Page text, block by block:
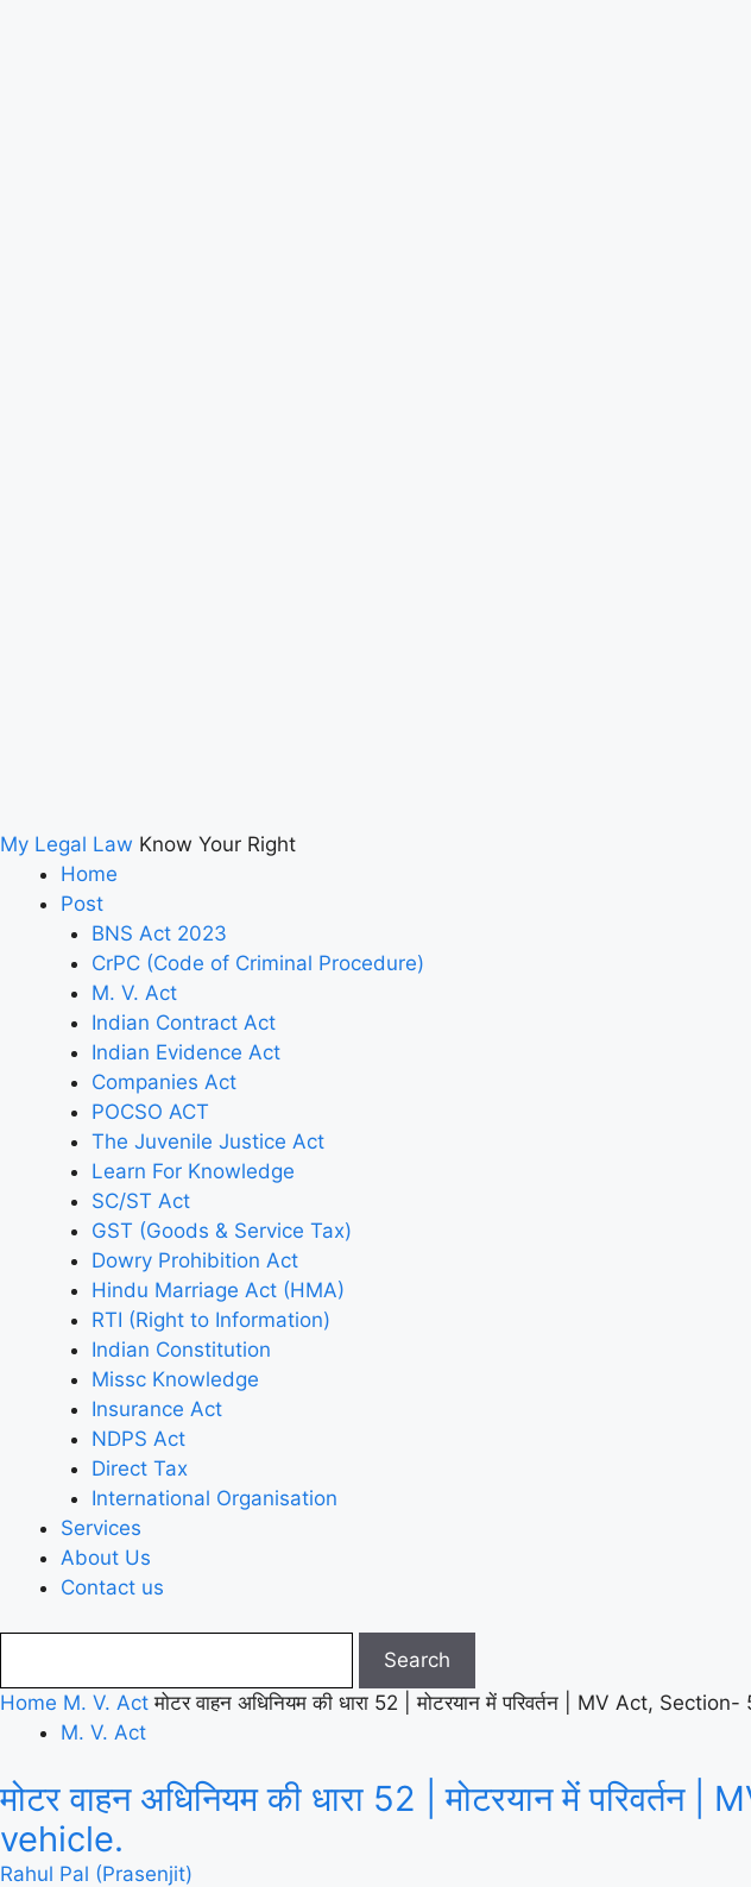
My Legal Law Know Your Right
Home
Post
BNS Act 2023
CrPC (Code of Criminal Procedure)
M. V. Act
Indian Contract Act
Indian Evidence Act
Companies Act
POCSO ACT
The Juvenile Justice Act
Learn For Knowledge
SC/ST Act
GST (Goods & Service Tax)
Dowry Prohibition Act
Hindu Marriage Act (HMA)
RTI (Right to Information)
Indian Constitution
Missc Knowledge
Insurance Act
NDPS Act
Direct Tax
International Organisation
Services
About Us
Contact us
Home M. V. Act मोटर वाहन अधिनियम की धारा 52 | मोटरयान में परिवर्तन | MV Act,
M. V. Act
मोटर वाहन अधिनियम की धारा 52 | मोटरयान में
vehicle.
Rahul Pal (Prasenjit)